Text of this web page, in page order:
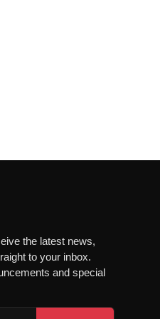
the latest news,
to your inbox.
and special